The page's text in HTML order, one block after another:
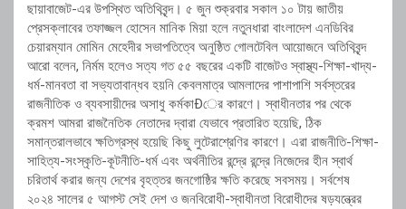
ছায়াবাজেট-এর উপস্থিত অতিথিবৃন্দ। ৫ জুন শুক্রবার সকাল ১০ টায় জাতীয়
প্রেসক্লাবের তফাজ্জল হোসেন মানিক মিয়া হলে নতুনধারা বাংলাদেশ এনডিবির
চেয়ারম্যান মোমিন মেহেদীর সভাপতিত্বে অনুষ্ঠিত গোলটেবিল আয়োজনে অতিথিবৃন্দ
আরো বলেন, নির্মম হলেও সত্য গত ৫৫ বছরের একটি বাজেটও স্বাস্থ্য-শিক্ষা-খাদ্য-
ধর্ম-মানবতা বা সভ্যতাবান্ধব হয়নি কেবলমাত্র আমলাদের পাশাপাশি সর্বস্তরের
রাজনীতিক ও ব্যবসায়ীদের অসাধু কর্মকাÐের কারণে। স্বাধীনতার পর থেকে
ক্রমশ আমরা রাজনৈতিক নেতাদের দ্বারা যেভাবে প্রতারিত হয়েছি, ঠিক
সমান্তরালভাবে ক্ষতিগ্রস্থ হয়েছি কিছু লুটেরাশ্রেণির কারণে। এরা রাজনীতি-শিক্ষা-
সাহিত্য-সংস্কৃতি-কূটনীতি-ধর্ম এবং অর্থনীতির রন্দ্রে রন্দ্রে নিজেদের হীন স্বার্থ
চরিতার্থ করার জন্য দেশের বৃহত্তর জনগোষ্ঠির ক্ষতি করেছে সবসময়। সর্বশেষ
২০২৪ সালের ৫ আগস্ট সেই দেশ ও জনবিরোধী-স্বাধীনতা বিরোধীদের ষড়যন্ত্রের